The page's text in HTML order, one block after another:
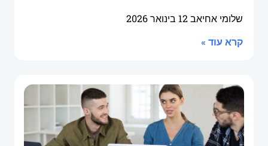
שלומי אחיאב12 בינואר 2026
קרא עוד »